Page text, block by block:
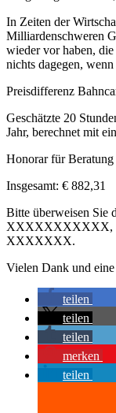
In Zeiten der
Milliardenschweren
wieder vor haben,
nichts dagegen,
Preisdifferenz
Geschätzte 20
Jahr, berechnet mit
Honorar für Beratung
Insgesamt: € 882,31
Bitte überweisen Sie
XXXXXXXXXXX,
XXXXXXX.
Vielen Dank und eine
teilen
teilen
teilen
merken
teilen